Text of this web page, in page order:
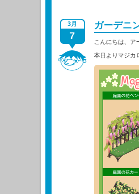
3月
7
ガーデニ
こんにちは、ア
本日よりマジカ